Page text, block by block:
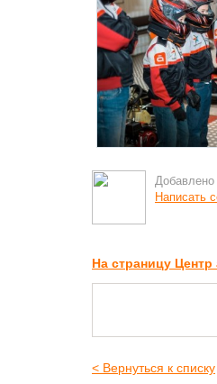
Добавлено
Написать
На страницу
< Вернуться к списку